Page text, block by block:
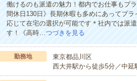
働けるのも派遣の魅力！都内でお仕事もプ
間休日130日》長期休暇も多めにあってプ
応じて在宅の選択が可能です＊社内では派
す！《高時…つづきを見る
勤務地
東京都品川区
西大井駅から徒歩5分／中